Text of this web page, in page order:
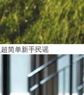
简单新手民谣